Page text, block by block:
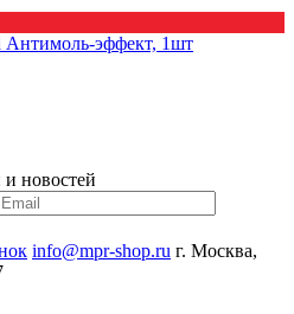
Антимоль-эффект, 1шт
новостей
info@mpr-shop.ru г. Москва,